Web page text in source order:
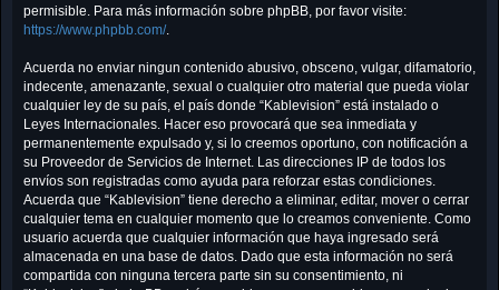
permisible. Para más información sobre phpBB, por favor visite:
https://www.phpbb.com/.
Acuerda no enviar ningun contenido abusivo, obsceno, vulgar, difamatorio,
indecente, amenazante, sexual o cualquier otro material que pueda violar
cualquier ley de su país, el país donde “Kablevision” está instalado o
Leyes Internacionales. Hacer eso provocará que sea inmediata y
permanentemente expulsado y, si lo creemos oportuno, con notificación a
su Proveedor de Servicios de Internet. Las direcciones IP de todos los
envíos son registradas como ayuda para reforzar estas condiciones.
Acuerda que “Kablevision” tiene derecho a eliminar, editar, mover o cerrar
cualquier tema en cualquier momento que lo creamos conveniente. Como
usuario acuerda que cualquier información que haya ingresado será
almacenada en una base de datos. Dado que esta información no será
compartida con ninguna tercera parte sin su consentimiento, ni